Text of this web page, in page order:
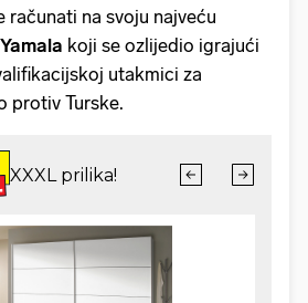
računati na svoju najveću
Yamala koji se ozlijedio igrajući
utakmici za
protiv Turske.